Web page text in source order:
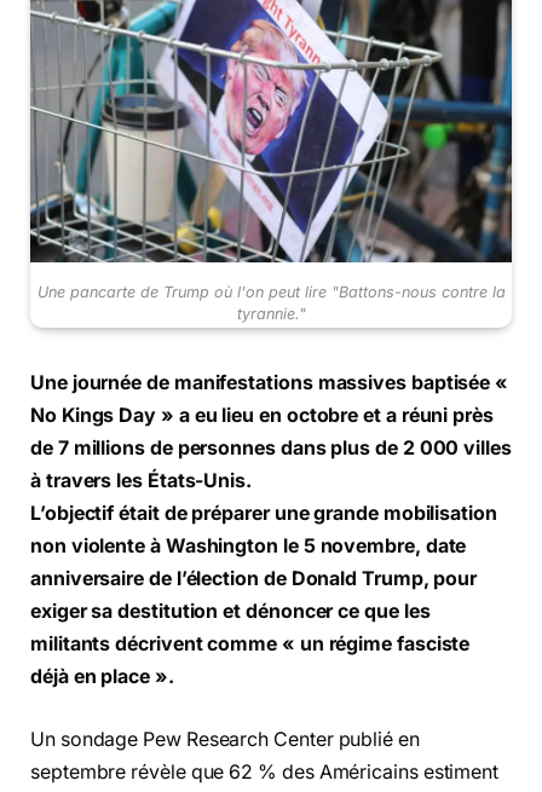
Une pancarte de Trump où l'on peut lire "Battons-nous contre la
tyrannie."
Une journée de manifestations massives baptisée «
No Kings Day » a eu lieu en octobre et a réuni près
de 7 millions de personnes dans plus de 2 000 villes
à travers les États-Unis.
L’objectif était de préparer une grande mobilisation
non violente à Washington le 5 novembre, date
anniversaire de l’élection de Donald Trump, pour
exiger sa destitution et dénoncer ce que les
militants décrivent comme « un régime fasciste
déjà en place ».
Un sondage Pew Research Center publié en
septembre révèle que 62 % des Américains estiment